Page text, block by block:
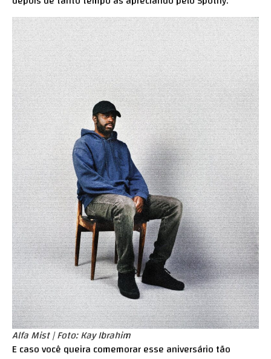
Alfa Mist | Foto: Kay Ibrahim
E caso você queira comemorar esse aniversário tão